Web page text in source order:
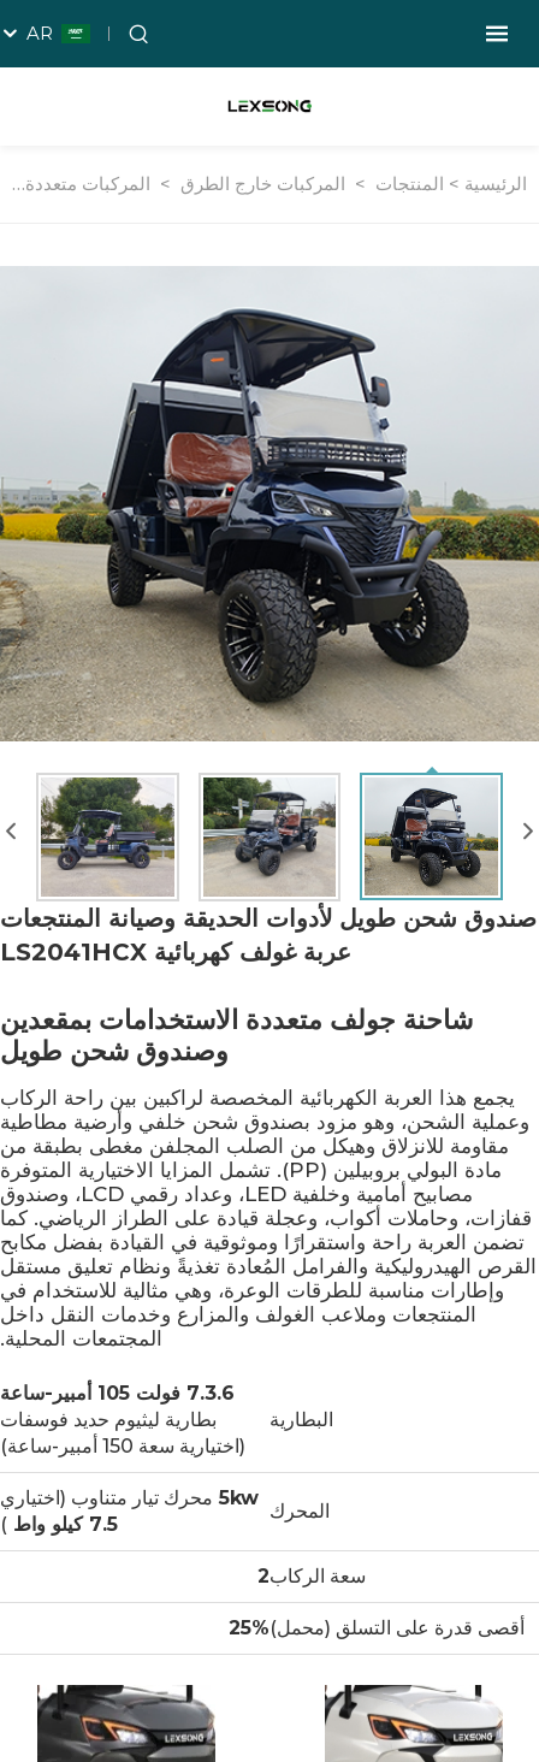
AR
الرئيسية > المنتجات > المركبات خارج الطرق > المركبات متعددة الاستخدامات خارج الطرق
صندوق شحن طويل لأدوات الحديقة وصيانة المنتجعات
عربة غولف كهربائية LS2041HCX
شاحنة جولف متعددة الاستخدامات بمقعدين
وصندوق شحن طويل
يجمع هذا العربة الكهربائية المخصصة لراكبين بين راحة الركاب
وعملية الشحن، وهو مزود بصندوق شحن خلفي وأرضية مطاطية
مقاومة للانزلاق وهيكل من الصلب المجلفن مغطى بطبقة من
مادة البولي بروبيلين (PP). تشمل المزايا الاختيارية المتوفرة
مصابيح أمامية وخلفية LED، وعداد رقمي LCD، وصندوق
قفازات، وحاملات أكواب، وعجلة قيادة على الطراز الرياضي. كما
تضمن العربة راحة واستقرارًا وموثوقية في القيادة بفضل مكابح
القرص الهيدروليكية والفرامل المُعادة تغذيةً ونظام تعليق مستقل
وإطارات مناسبة للطرقات الوعرة، وهي مثالية للاستخدام في
المنتجعات وملاعب الغولف والمزارع وخدمات النقل داخل
المجتمعات المحلية.
البطارية
7.3.6 فولت 105 أمبير-ساعة
بطارية ليثيوم حديد فوسفات
(اختيارية سعة 150 أمبير-ساعة)
المحرك
5kw محرك تيار متناوب (اختياري
7.5 كيلو واط
)
سعة الركاب2
أقصى قدرة على التسلق (محمل)25%